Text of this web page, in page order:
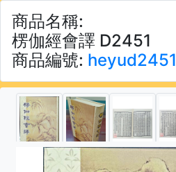
商品名稱:
楞伽經會譯 D2451
商品編號: heyud2451